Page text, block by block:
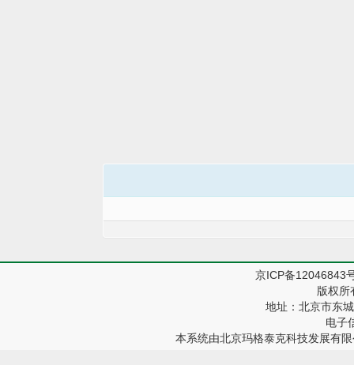
京ICP备12046843
版权所
地址：北京市东
电子
本系统由北京玛格泰克科技发展有